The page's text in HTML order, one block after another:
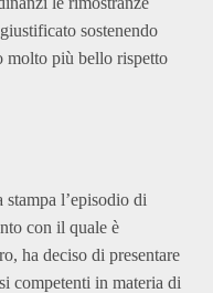
sostenendo
molto più bello rispetto
l’episodio di
con il quale è
ha deciso di presentare
competenti in materia di